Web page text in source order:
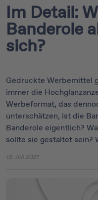
Im Detail:
Banderole
sich?
Gedruckte Werbemittel
immer die
Werbeformat, das
unterschätzen, ist die
Banderole eigentlich?
sollte sie gestaltet sein?
15. Juli 2021